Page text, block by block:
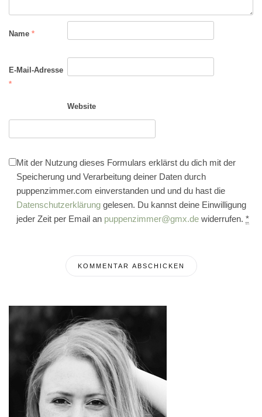
Name *
E-Mail-Adresse
*
Website
Mit der Nutzung dieses Formulars erklärst du dich mit der
Speicherung und Verarbeitung deiner Daten durch
puppenzimmer.com einverstanden und und du hast die
Datenschutzerklärung gelesen. Du kannst deine Einwilligung
jeder Zeit per Email an puppenzimmer@gmx.de widerrufen. *